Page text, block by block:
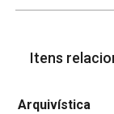
Itens
Arquivística